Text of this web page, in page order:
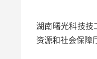
湖南曙光科技技
资源和社会保障